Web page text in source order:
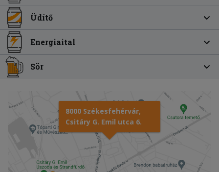
Üdítő
Energiaital
Sör
8000 Székesfehérvár,
Csitáry G. Emil utca 6.